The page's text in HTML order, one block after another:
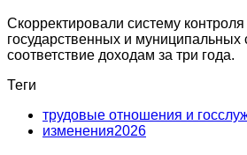
Скорректировали систему
государственных и
соответствие доходам за три года.
Теги
трудовые отношения и
изменения2026